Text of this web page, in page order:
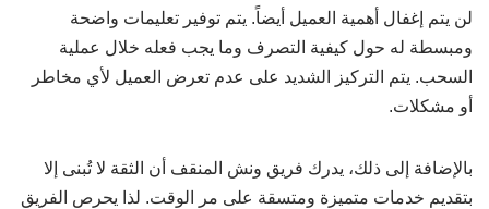
لن يتم إغفال أهمية العميل أيضاً. يتم توفير تعليمات واضحة
ومبسطة له حول كيفية التصرف وما يجب فعله خلال عملية
السحب. يتم التركيز الشديد على عدم تعرض العميل لأي مخاطر
أو مشكلات.
بالإضافة إلى ذلك، يدرك فريق ونش المنقف أن الثقة لا تُبنى إلا
بتقديم خدمات متميزة ومتسقة على مر الوقت. لذا يحرص الفريق